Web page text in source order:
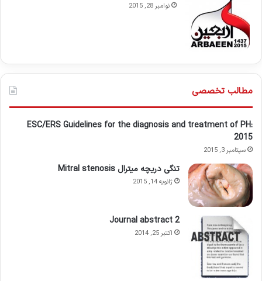
نوامبر 28, 2015
مطالب تخصصی
ESC/ERS Guidelines for the diagnosis and treatment of PH:
2015
سپتامبر 3, 2015
تنگی دریچه میترال Mitral stenosis
ژانویه 14, 2015
Journal abstract 2
اکتبر 25, 2014